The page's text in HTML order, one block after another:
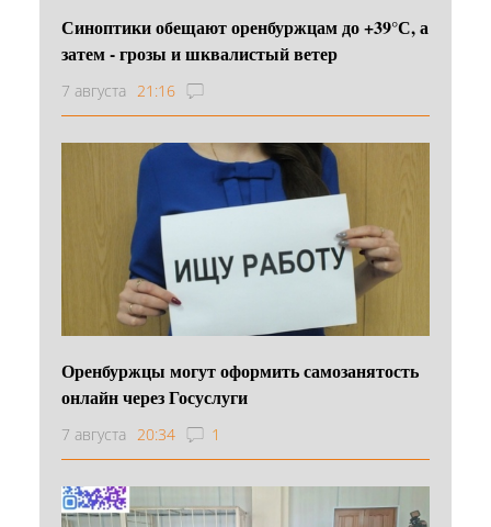
Синоптики обещают оренбуржцам до +39°С, а
затем - грозы и шквалистый ветер
7 августа 21:16
Оренбуржцы могут оформить самозанятость
онлайн через Госуслуги
7 августа 20:34 1